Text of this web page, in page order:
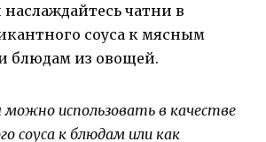
наслаждайтесь чатни в
соуса к мясным
блюдам из овощей.
использовать в качестве
соуса к блюдам или как